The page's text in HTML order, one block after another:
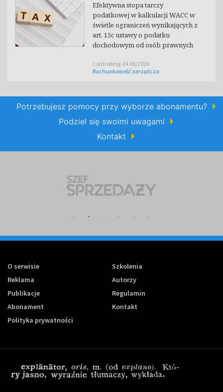
Efektywna stopa tarczy
podatkowej w kalkulacji WACC w
świetle ograniczeń wynikających z
art. 15c ustawy o podatku
dochodowym od osób prawnych
Controlling-24 06/2026
Rachunkowość zarządcza
Potrzebujesz pomocy przy wyborze abonamentu?
Podziel się swoimi uwagami
Kontakt
O serwisie
Szkolenia
Reklama
Autorzy
Publikacje
Regulamin
Abonament
Kontakt
Polityka prywatności